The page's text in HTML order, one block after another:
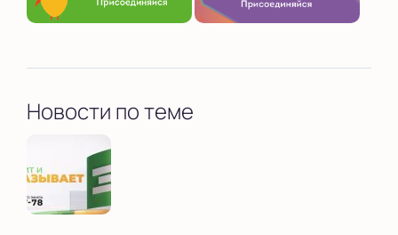
Новости по теме